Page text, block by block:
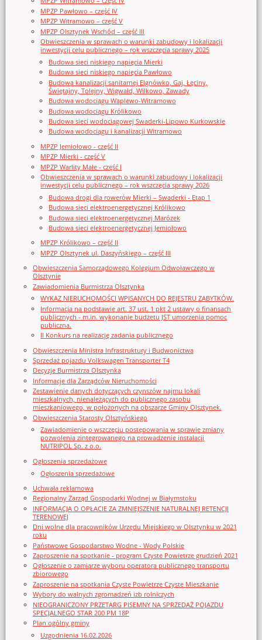
MPZP Pawłowo – część IV
MPZP Witramowo – część V
MPZP Olsztynek Wschód – część III
Obwieszczenia w sprawach o warunki zabudowy i lokalizacji
inwestycji celu publicznego – rok wszczęcia sprawy 2025
Budowa sieci niskiego napięcia Mierki
Budowa sieci niskiego napięcia Pawłowo
Budowa kanalizacji sanitarnej Elgnówko, Gaj, Łęciny,
Świętajny, Tolejny, Wigwałd, Wilkowo, Zawady
Budowa wodociągu Waplewo-Witramowo
Budowa wodociągu Królikowo
Budowa sieci wodociągowej Swaderki-Lipowo Kurkowskie
Budowa wodociągu i kanalizacji Witramowo
MPZP Jemiołowo - część II
MPZP Mierki - część V
MPZP Warlity Małe - część I
Obwieszczenia w sprawach o warunki zabudowy i lokalizacji
inwestycji celu publicznego – rok wszczęcia sprawy 2026
Budowa drogi dla rowerów Mierki – Swaderki - Etap 1
Budowa sieci elektroenergetycznej Królikowo
Budowa sieci elektroenergetycznej Marózek
Budowa sieci elektroenergetycznej Jemiołowo
MPZP Królikowo – część II
MPZP Olsztynek ul. Daszyńskiego – część III
Obwieszczenia Samorządowego Kolegium Odwoławczego w
Olsztynie
Zawiadomienia Burmistrza Olsztynka
WYKAZ NIERUCHOMOŚCI WPISANYCH DO REJESTRU ZABYTKÓW.
Informacja na podstawie art. 37 ust. 1 pkt 2 ustawy o finansach
publicznych - m.in. wykonanie budżetu JST umorzenia pomoc
publiczna.
II Konkurs na realizację zadania publicznego
Obwieszczenia Ministra Infrastruktury i Budwonictwa
Sprzedaż pojazdu Volkswagen Transporter T4
Decyzje Burmistrza Olsztynka
Informacje dla Zarządców Nieruchomości
Zestawienie danych dotyczących czynszów najmu lokali
mieszkalnych, nienależących do publicznego zasobu
mieszkaniowego, w położonych na obszarze Gminy Olsztynek.
Obwieszczenia Starosty Olsztyńskiego
Zawiadomienie o wszczęciu postępowania w sprawie zmiany
pozwolenia zintegrowanego na prowadzenie instalacji
NUTRIPOL Sp. z o.o.
Ogłoszenia sprzedażowe
Ogłoszenia sprzedażowe
Uchwała reklamowa
Regionalny Zarząd Gospodarki Wodnej w Białymstoku
INFORMACJA O OPŁACIE ZA ZMNIEJSZENIE NATURALNEJ RETENCJI
TERENOWEJ
Dni wolne dla pracowników Urzędu Miejskiego w Olsztynku w 2021
roku
Państwowe Gospodarstwo Wodne - Wody Polskie
Zaproszenie na spotkanie - program Czyste Powietrze grudzień 2021
Ogłoszenie o zamiarze wyboru operatora publicznego transportu
zbiorowego
Zaproszenie na spotkania Czyste Powietrze Czyste Mieszkanie
Wybory do walnych zgromadzeń izb rolniczych
NIEOGRANICZONY PRZETARG PISEMNY NA SPRZEDAŻ POJAZDU
SPECJALNEGO STAR 200 PM 18P
Plan ogólny gminy
Uzgodnienia 16.02.2026